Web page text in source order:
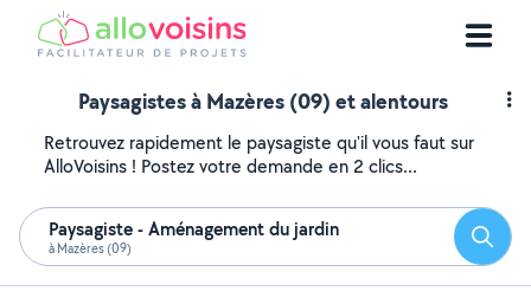
Paysagistes à Mazères (09) et alentours
Retrouvez rapidement le paysagiste qu'il vous faut sur
AlloVoisins ! Postez votre demande en 2 clics...
Paysagiste - Aménagement du jardin
à Mazères (09)